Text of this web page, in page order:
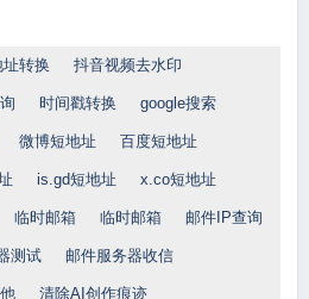
转换 抖音视频去水印
时间戳转换 google搜索
微博短地址 百度短地址
is.gd短地址 x.co短地址
临时邮箱 临时邮箱 邮件IP查询
测试 邮件服务器收信
清除AI创作痕迹